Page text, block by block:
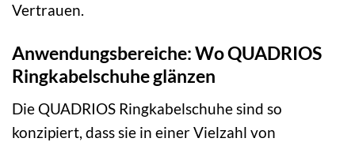
Vertrauen.
Anwendungsbereiche: Wo QUADRIOS
Ringkabelschuhe glänzen
Die QUADRIOS Ringkabelschuhe sind so
konzipiert, dass sie in einer Vielzahl von